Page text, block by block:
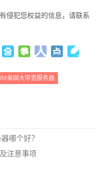
侵犯您权益的信息，请联系
( )
美国大带宽服务器
哪个好？
注意事项